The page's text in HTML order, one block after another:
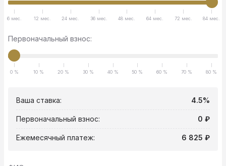
6 мес. 12 мес. 24 мес. 36 мес. 48 мес. 64 мес. 72 мес. 84 мес.
Первоначальный взнос:
0 % 10 % 20 % 30 % 40 % 50 % 60 % 70 % 80 %
Ваша ставка: 4.5%
Первоначальный взнос: 0 ₽
Ежемесячный платеж: 6 825 ₽